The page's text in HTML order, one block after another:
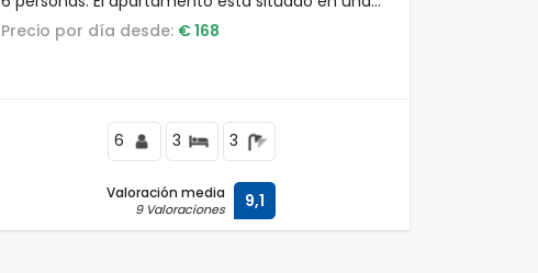
zona residencial de playa, cerca de restaurantes
Precio por día desde: € 168
6 3 3
Valoración media
9 Valoraciones 9,1